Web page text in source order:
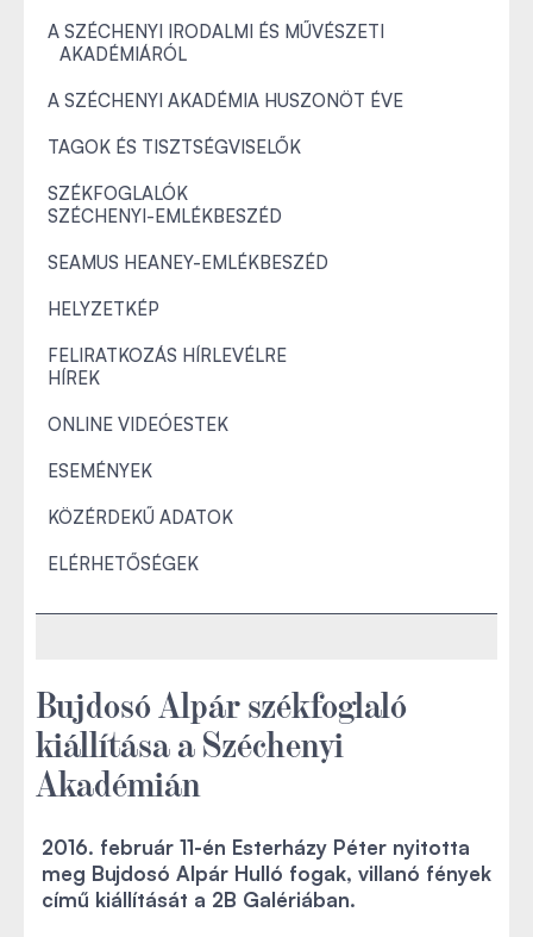
A SZÉCHENYI IRODALMI ÉS MŰVÉSZETI
AKADÉMIÁRÓL
A SZÉCHENYI AKADÉMIA HUSZONÖT ÉVE
TAGOK ÉS TISZTSÉGVISELŐK
SZÉKFOGLALÓK
SZÉCHENYI-EMLÉKBESZÉD
SEAMUS HEANEY-EMLÉKBESZÉD
HELYZETKÉP
FELIRATKOZÁS HÍRLEVÉLRE
HÍREK
ONLINE VIDEÓESTEK
ESEMÉNYEK
KÖZÉRDEKŰ ADATOK
ELÉRHETŐSÉGEK
Bujdosó Alpár székfoglaló
kiállítása a Széchenyi
Akadémián
2016. február 11-én Esterházy Péter nyitotta
meg Bujdosó Alpár Hulló fogak, villanó fények
című kiállítását a 2B Galériában.